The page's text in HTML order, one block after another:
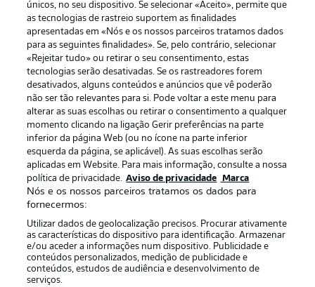
Publicidade Avisos legais
Gerir preferências Aviso de privacidade
Trabalhe conosco
Marca Contato
Jogadores
únicos, no seu dispositivo. Se selecionar «Aceito», permite que
as tecnologias de rastreio suportem as finalidades
apresentadas em «Nós e os nossos parceiros tratamos dados
para as seguintes finalidades». Se, pelo contrário, selecionar
«Rejeitar tudo» ou retirar o seu consentimento, estas
tecnologias serão desativadas. Se os rastreadores forem
desativados, alguns conteúdos e anúncios que vê poderão
não ser tão relevantes para si. Pode voltar a este menu para
alterar as suas escolhas ou retirar o consentimento a qualquer
momento clicando na ligação Gerir preferências na parte
inferior da página Web (ou no ícone na parte inferior
esquerda da página, se aplicável). As suas escolhas serão
aplicadas em Website. Para mais informação, consulte a nossa
política de privacidade. Aviso de privacidade Marca
Nós e os nossos parceiros tratamos os dados para
fornecermos:
Utilizar dados de geolocalização precisos. Procurar ativamente
as características do dispositivo para identificação. Armazenar
e/ou aceder a informações num dispositivo. Publicidade e
conteúdos personalizados, medição de publicidade e
conteúdos, estudos de audiência e desenvolvimento de
serviços.